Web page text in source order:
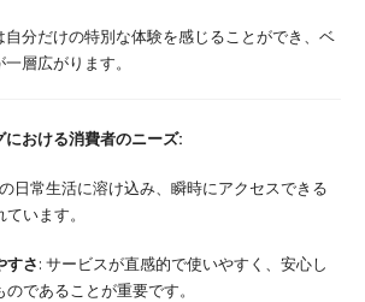
分だけの特別な体験を感じることができ、ベ
層広がります。
おける消費者のニーズ:
日常生活に溶け込み、瞬時にアクセスできる
います。
すさ: サービスが直感的で使いやすく、安心し
であることが重要です。